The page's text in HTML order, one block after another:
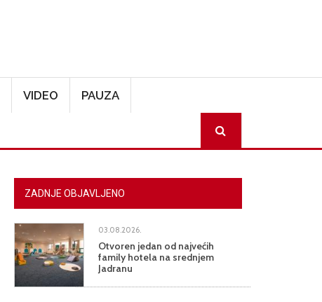
VIDEO PAUZA
ZADNJE OBJAVLJENO
03.08.2026.
Otvoren jedan od najvećih
family hotela na srednjem
Jadranu